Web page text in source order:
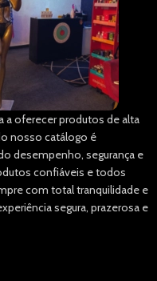
a oferecer produtos de alta
nosso catálogo é
desempenho, segurança e
confiáveis e todos
com total tranquilidade e
segura, prazerosa e